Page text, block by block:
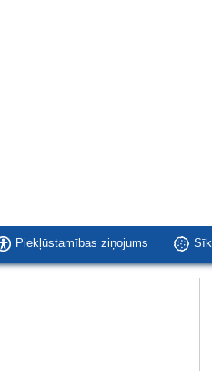
Piekļūstamības ziņojums